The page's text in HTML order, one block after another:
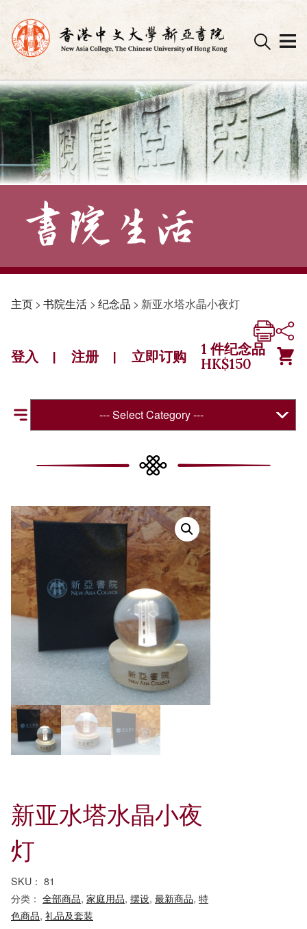
Skip
to
content
主页> 书院生活 > 纪念品 > 新亚水塔水晶小夜灯
登入 | 注册 | 立即订购 1 件纪念品
HK$150
--- Select Category ---
新亚水塔水晶小夜
灯
SKU： 81
分类： 全部商品, 家庭用品, 摆设, 最新商品, 特
色商品, 礼品及套装